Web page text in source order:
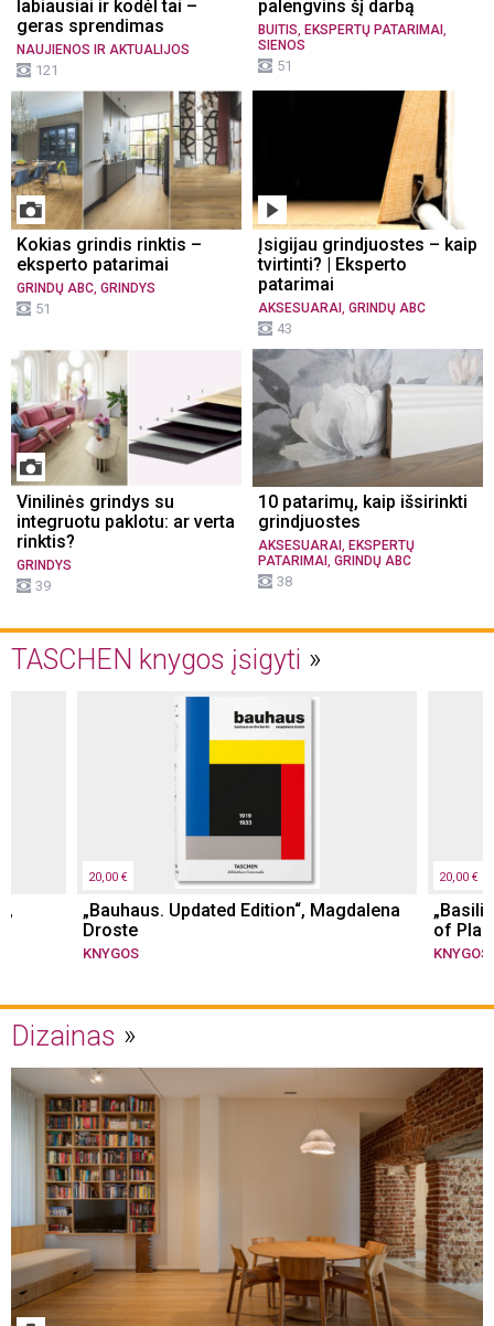
labiausiai ir kodėl tai –
geras sprendimas
NAUJIENOS IR AKTUALIJOS
121
palengvins šį darbą
BUITIS, EKSPERTŲ PATARIMAI ,
SIENOS
51
Kokias grindis rinktis –
eksperto patarimai
GRINDŲ ABC GRINDYS
51
Įsigijau grindjuostes – kaip
tvirtinti? | Eksperto
patarimai
AKSESUARAI GRINDŲ ABC
43
Vinilinės grindys su
integruotu paklotu: ar verta
rinktis?
GRINDYS
39
10 patarimų, kaip išsirinkti
grindjuostes
AKSESUARAI
EKSPERTŲ
PATARIMAI
GRINDŲ ABC
38
TASCHEN knygos įsigyti
20,00 €
„Bauhaus. Updated Edition“, Magdalena
Droste
KNYGOS
20,00 €
of
KNYGOS
Dizainas